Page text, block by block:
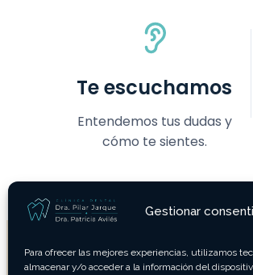
Gestionar
Para ofrecer las mejores experiencias, utilizamos
almacenar y/o acceder a la información del
Te escuchamos
Entendemos tus dudas y
cómo te sientes.